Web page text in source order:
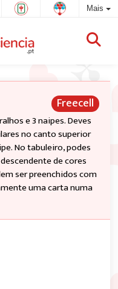
Mais
Freecell
e 3 naipes. Deves
no canto superior
No tabuleiro, podes
de cores
ser preenchidos com
uma carta numa